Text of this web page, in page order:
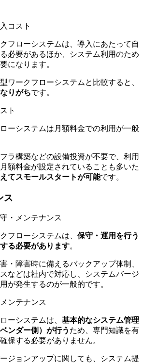
コスト
フローシステムは、導入にあたって自
必要があるほか、システム利用のため
になります。
ワークフローシステムと比較すると、
りがちです。
ト
ーシステムは月額料金での利用が一般
ラ構築などの設備投資が不要で、利用
額料金が設定されていることも多いた
てスモールスタートが可能です。
ス
・メンテナンス
フローシステムは、 保守・運用を行う
る必要があります。
・障害時に備えるバックアップ体制、
などは社内で対応し、システムバージ
が発生するのが一般的です。
ンテナンス
ーシステムは、 基本的なシステム管理
ンダー側）が行う ため、専門知識を有
保する必要がありません。
ジョンアップに関しても、システム提